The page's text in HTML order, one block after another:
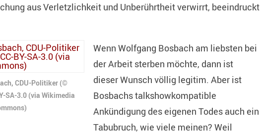
aus Verletzlichkeit und Unberührtheit verwirrt, beeindruckt
CDU-Politiker (©
SA-3.0 (via Wikimedia
Wenn Wolfgang Bosbach am liebsten bei
der Arbeit sterben möchte, dann ist
dieser Wunsch völlig legitim. Aber ist
Bosbachs talkshowkompatible
Ankündigung des eigenen Todes auch ein
Tabubruch, wie viele meinen? Weil